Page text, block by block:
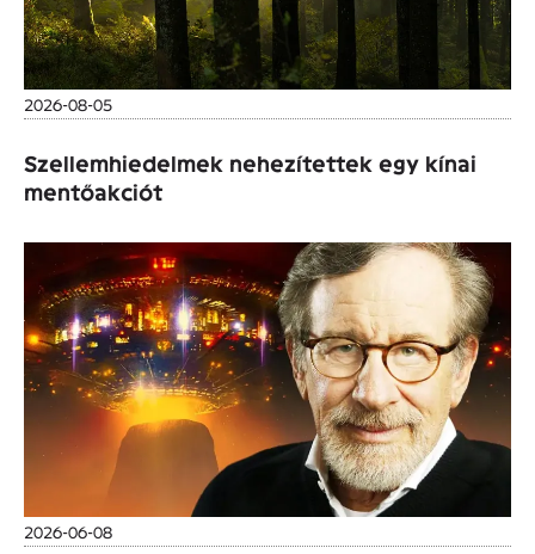
2026-08-05
Szellemhiedelmek nehezítettek egy kínai
mentőakciót
2026-06-08